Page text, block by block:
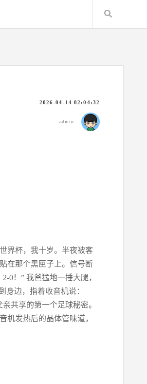
2026-04-14 02:04:32
admin
界杯，我十岁。半夜被客
在那个黑匣子上。信号断
0！” 我爸猛地一捶大腿，
身边，指着收音机说：
共享的第一个足球秘密。
机发热后的晶体管味道，